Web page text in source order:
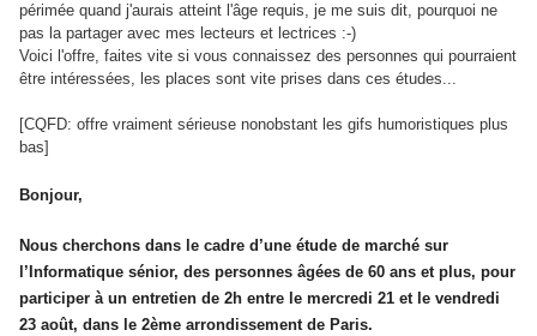
périmée quand j'aurais atteint l'âge requis, je me suis dit, pourquoi ne
pas la partager avec mes lecteurs et lectrices :-)
Voici l'offre, faites vite si vous connaissez des personnes qui pourraient
être intéressées, les places sont vite prises dans ces études...
[CQFD: offre vraiment sérieuse nonobstant les gifs humoristiques plus
bas]
Bonjour,
Nous cherchons dans le cadre d’une étude de marché sur
l’Informatique sénior, des personnes âgées de 60 ans et plus, pour
participer à un entretien de 2h entre le mercredi 21 et le vendredi
23 août, dans le 2ème arrondissement de Paris.